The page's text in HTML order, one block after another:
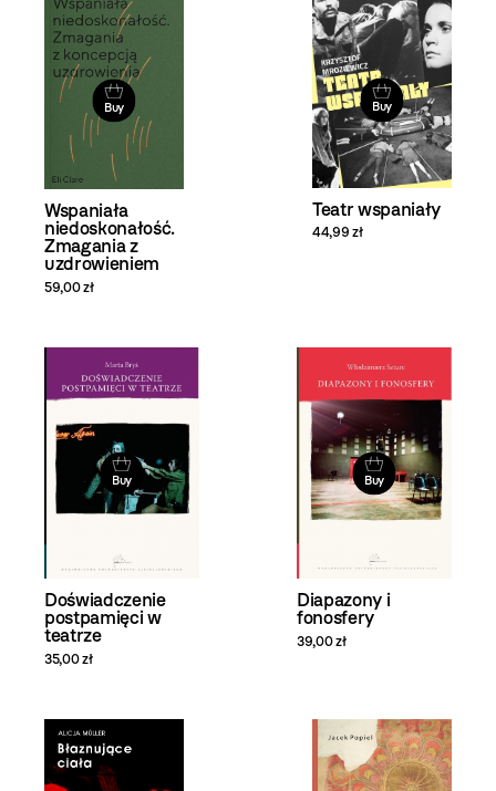
Buy
Wspaniała
niedoskonałość.
Zmagania z
uzdrowieniem
59,00 zł
Buy
Teatr wspaniały
44,99 zł
Buy
Doświadczenie
postpamięci w
teatrze
35,00 zł
Buy
Diapazony i
fonosfery
39,00 zł